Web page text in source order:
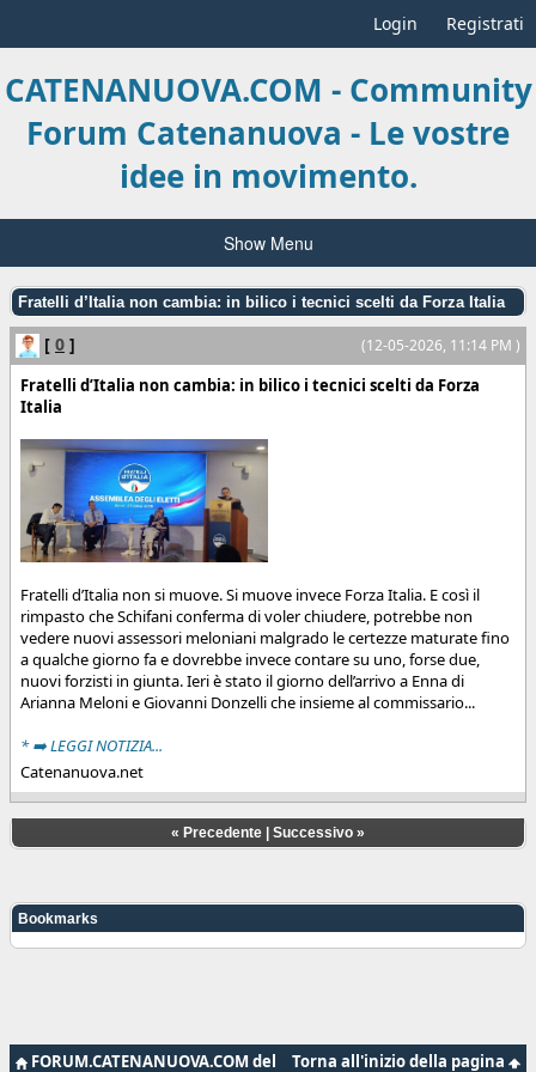
Login Registrati
CATENANUOVA.COM - Community
Forum Catenanuova - Le vostre
idee in movimento.
Show Menu
Fratelli d’Italia non cambia: in bilico i tecnici scelti da Forza Italia
(12-05-2026, 11:14 PM )
[ 0 ]
Fratelli d’Italia non cambia: in bilico i tecnici scelti da Forza
Italia
Fratelli d’Italia non si muove. Si muove invece Forza Italia. E così il
rimpasto che Schifani conferma di voler chiudere, potrebbe non
vedere nuovi assessori meloniani malgrado le certezze maturate fino
a qualche giorno fa e dovrebbe invece contare su uno, forse due,
nuovi forzisti in giunta. Ieri è stato il giorno dell’arrivo a Enna di
Arianna Meloni e Giovanni Donzelli che insieme al commissario...
* ➡️ LEGGI NOTIZIA...
Catenanuova.net
« Precedente Successivo »
Bookmarks
Torna all'inizio della pagina
FORUM.CATENANUOVA.COM del